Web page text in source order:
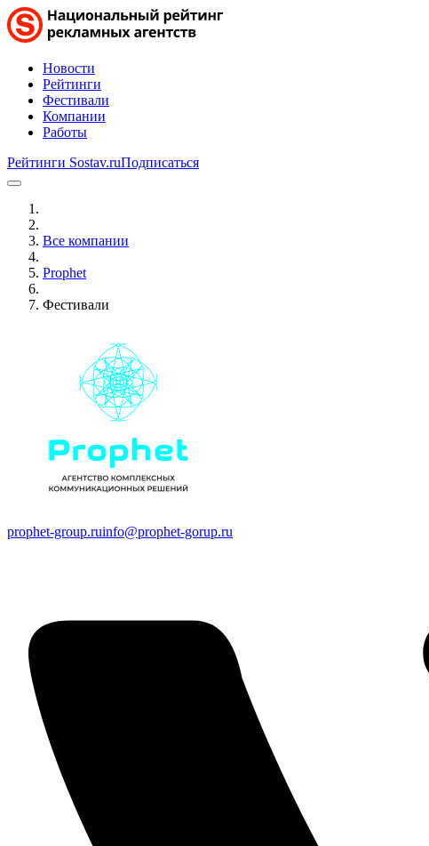
Новости
Рейтинги
Фестивали
Компании
Работы
Рейтинги Sostav.ruПодписаться
Все компании
Prophet
Фестивали
prophet-group.ruinfo@prophet-gorup.ru